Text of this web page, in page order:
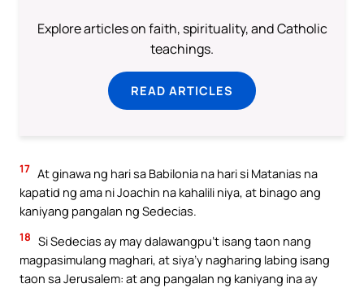
Explore articles on faith, spirituality, and Catholic
teachings.
READ ARTICLES
17 At ginawa ng hari sa Babilonia na hari si Matanias na
kapatid ng ama ni Joachin na kahalili niya, at binago ang
kaniyang pangalan ng Sedecias.
18 Si Sedecias ay may dalawangpu’t isang taon nang
magpasimulang maghari, at siya’y nagharing labing isang
taon sa Jerusalem: at ang pangalan ng kaniyang ina ay